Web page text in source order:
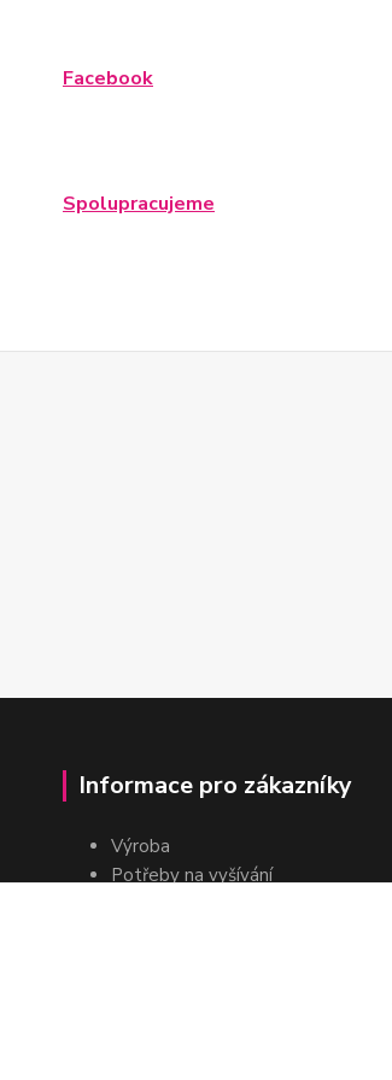
Facebook
Spolupracujeme
Informace pro zákazníky
Výroba
Potřeby na vyšívání